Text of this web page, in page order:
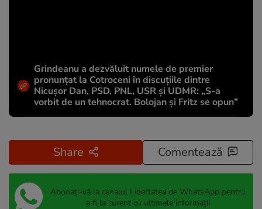
Grindeanu a dezvăluit numele de premier
pronunțat la Cotroceni în discuțiile dintre
Nicușor Dan, PSD, PNL, USR și UDMR: „S-a
vorbit de un tehnocrat. Bolojan și Fritz se opun”
Share Comentează
Abonați-vă la canalul Libertatea de WhatsApp pentru
a fi la curent cu ultimele informații